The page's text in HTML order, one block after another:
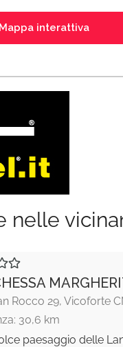
Mappa interattiva
nelle
Rocco 29, Vicoforte
30,6 km
paesaggio delle